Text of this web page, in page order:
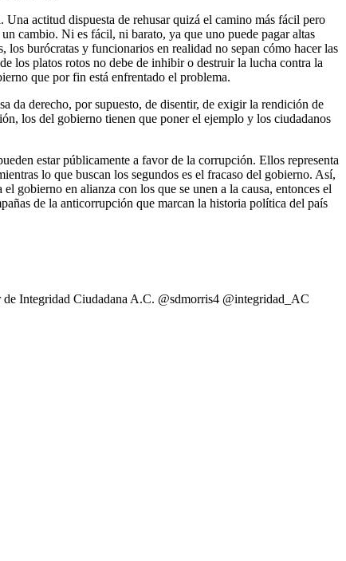
actitud dispuesta de rehusar quizá el camino más fácil pero
cambio. Ni es fácil, ni barato, ya que uno puede pagar altas
los burócratas y funcionarios en realidad no sepan cómo hacer las
los platos rotos no debe de inhibir o destruir la lucha contra la
que por fin está enfrentado el problema.
da derecho, por supuesto, de disentir, de exigir la rendición de
los del gobierno tienen que poner el ejemplo y los ciudadanos
estar públicamente a favor de la corrupción. Ellos representa
lo que buscan los segundos es el fracaso del gobierno. Así,
gobierno en alianza con los que se unen a la causa, entonces el
de la anticorrupción que marcan la historia política del país
Integridad Ciudadana A.C. @sdmorris4 @integridad_AC